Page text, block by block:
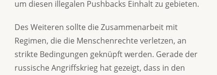
um diesen illegalen Pushbacks Einhalt zu gebieten.
Des Weiteren sollte die Zusammenarbeit mit
Regimen, die die Menschenrechte verletzen, an
strikte Bedingungen geknüpft werden. Gerade der
russische Angriffskrieg hat gezeigt, dass in den